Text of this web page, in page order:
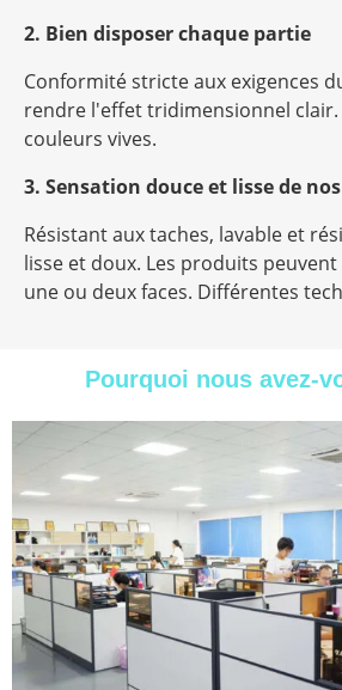
2. Bien disposer chaque partie
Conformité stricte aux exigences
rendre l'effet tridimensionnel clair.
couleurs vives.
3. Sensation douce et lisse de
Résistant aux taches, lavable et
lisse et doux. Les produits
une ou deux faces. Différentes
Pourquoi nous avez-